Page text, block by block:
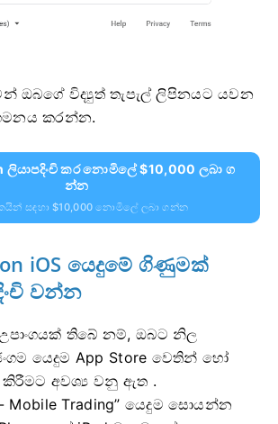
ඔබගේ විද්‍යුත් තැපැල් ලිපිනයට යවන
කරන්න.
ලියාපදිංචි කර නොමිලේ $10,000 ලබා ග
න්න
සඳහා $10,000 නොමිලේ ලබා ගන්න
iOS යෙදුමේ ගිණුමක්
වන්න
උපාංගයක් තිබේ නම්, ඔබට නිල
යෙදුම App Store වෙතින් හෝ
කිරීමට අවශ්‍ය වනු ඇත .
- Mobile Trading” යෙදුම සොයන්න